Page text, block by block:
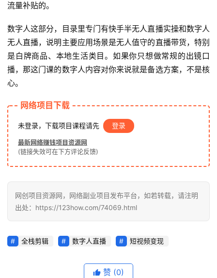
流量补贴的。
数字人这部分，目录里专门有快手半无人直播实操和数字人
无人直播，说明主要应用场景是无人值守的直播带货，特别
是白牌商品、本地生活类目。如果你只想做常规的出镜口
播，那这门课的数字人内容对你来说就是备选方案，不是核
心。
网络项目下载
未登录，下载项目课程请先 登录
最新网络赚钱项目资源网
(链接失效可在下方评论反馈)
网创项目资源网，网络副业项目发布平台，如若转载，请注明
出处：https://123how.com/74069.html
全栈剪辑 数字人直播 短视频变现
赞 (0)